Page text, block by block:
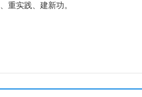
重实践、建新功。